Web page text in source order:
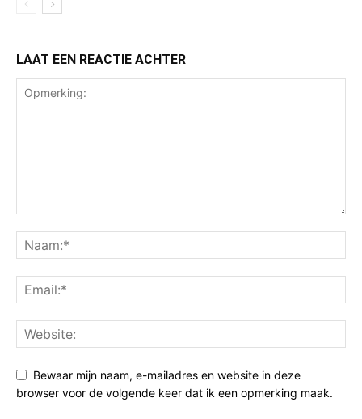
LAAT EEN REACTIE ACHTER
Bewaar mijn naam, e-mailadres en website in deze
browser voor de volgende keer dat ik een opmerking maak.